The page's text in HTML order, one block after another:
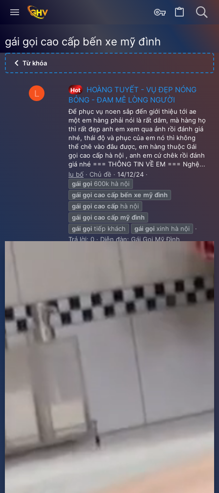
gái gọi cao cấp bến xe mỹ đình
Từ khóa
L Hot
HOÀNG TUYẾT - VỤ ĐẸP NÓNG
BỎNG - ĐAM MÊ LÒNG NGƯỜI
Để phục vụ noen sắp đến giới thiệu tới ae
một em hàng phải nói là rất dâm, mà hàng họ
thì rất đẹp anh em xem qua ảnh rồi đánh giá
nhé, thái độ và phục của em nó thì không
thể chê vào đâu được, em hàng thuộc Gái
gọi cao cấp hà nội , anh em cứ chêk rồi đánh
giá nhé === THÔNG TIN VỀ EM === Nghệ...
lu bố
Chủ đề
14/12/24
gái gọi 600k hà nội
gái gọi cao cấp bến xe mỹ đình
gái gọi cao cấp hà nội
gái gọi cao cấp mỹ đình
gái gọi tiếp khách gái gọi xinh hà nội
Trả lời: 0
Diễn đàn: Gái Gọi Mỹ Đình